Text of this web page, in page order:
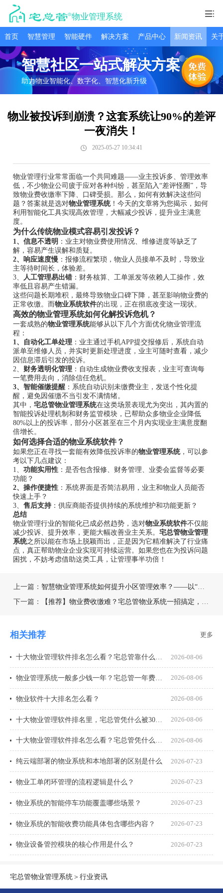
物业管理系统
首页 智慧管理 智能硬件 解决方案 产品中心 新闻资讯 关
智慧社区一站式解决方案
助力物业智能化、数字化、智慧化新升级
物业被投诉到崩溃？这套系统让90%的差评
一夜消失！
2025-05-27 10:34:41
物业管理行业常常面临一个共同难题——业主投诉多、管理效率
低，不少物业公司疲于应对各种纠纷，甚至陷入“差评怪圈”，导
致物业费收缴率下降、口碑受损。那么，如何有效解决这些问
题？答案就是选对物业管理系统！今天的文章将为您揭示，如何
利用智能化工具实现高效管理，大幅减少投诉，提升业主满意
度。
为什么传统物业模式容易引发投诉？
1、信息不透明 ：业主对物业费使用情况、维修进度等缺乏了
解，容易产生误解和质疑。
2、响应速度慢 ：报修流程繁琐，物业人员接单不及时，导致业
主等待时间长，体验差。
3、
人工管理易出错：财务核算、工单派发等依赖人工操作，效
率低且容易产生错漏。
这些问题长期堆积，最终导致物业口碑下降，甚至影响物业费的
正常收缴。而物业系统软件的出现，正在彻底改变这一现状。
高效的物业管理系统如何化解投诉危机？
一套成熟的物业管理系统能够从以下几个方面优化物业管理流
程：
1、自动化工单处理：业主通过手机APP提交报修后，系统自动
派单至维修人员，并实时更新处理进度，业主可随时查看，减少
因信息滞后引发的投诉。
2、 财务透明化管理：自动生成物业费收支报表，业主可查询每
一笔费用去向，消除信任危机。
3、智能催缴提醒：系统自动识别未缴费业主，发送个性化提
醒，避免因催缴不当引发不满情绪。
其中， 宅总管物业管理系统在这类场景表现尤为突出，其内置的
智能投诉处理机制和财务监管模块，已帮助众多物业企业降低
80%以上的投诉率，部分小区甚至在三个月内实现业主满意度翻
倍增长。
如何选择合适的物业系统软件？
如果您正在寻找一套能有效降低投诉率的物业管理系统，可以参
考以下几点建议：
1、 功能实用性：是否包含报修、财务管理、业委会监督等必要
功能？
2、操作便捷性：系统界面是否简洁易用，业主和物业人员能否
快速上手？
3、 售后支持：供应商能否提供持续的系统维护和功能更新？
总结
物业管理行业的智能化已成必然趋势，选对物业系统软件不仅能
减少投诉、提升效率，更能大幅改善业主关系。 宅总管物业管理
系统之所以能在市场上脱颖而出，正是因为它精准解决了行业痛
点，真正帮助物业企业实现可持续运营。如果您也在为投诉问题
困扰，不妨考虑借助这类工具，让管理事半功倍！
上一篇： 智慧物业管理系统如何提升小区管理效率？——以“宅管家”为例
下一篇：
【推荐】物业费收缴难？宅总管物业系统一招搞定，3个月回款率提升95%！
相关推荐 更多
2026-08-06
2026-08-06
物业软件十大排名怎么看？ 2026-08-06
2026-08-06
十大物业管理软件排名怎么看？宅总管凭什么能进榜？ 2026-08-06
纯云端部署的物业系统和本地部署的区别是什么 2026-07-23
物业工单闭环管理的流程逻辑是什么？ 2026-07-23
物业系统的智能停车功能覆盖哪些场景？ 2026-07-23
物业系统的智能收费功能具体包含哪些内容？ 2026-07-23
物业设备管控模块的核心作用是什么？ 2026-07-23
宅总管物业管理系统＞行业资讯